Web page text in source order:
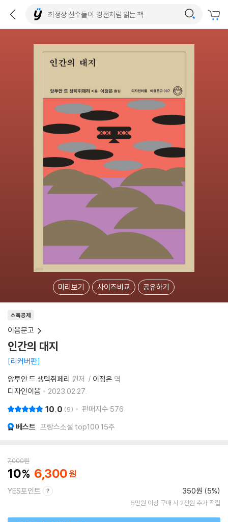
미리보기 사이즈비교 공유하기
소득공제
이음문고
인간의 대지
리커버판
앙투안 드 생텍쥐페리 원저 이정은 역
디자인이음
2023.02.27.
10.0 9 판매지수 576
베스트 프랑스소설 top100 15주
7,000원
10 6,300
YES포인트 350원 (5%)
5만원 이상 구매 시 2천원 추가 적립